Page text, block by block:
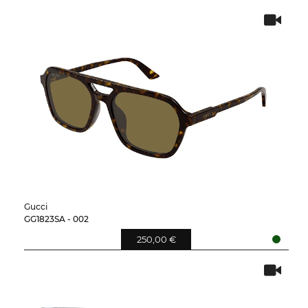
Gucci
GG1823SA - 002
250,00 €